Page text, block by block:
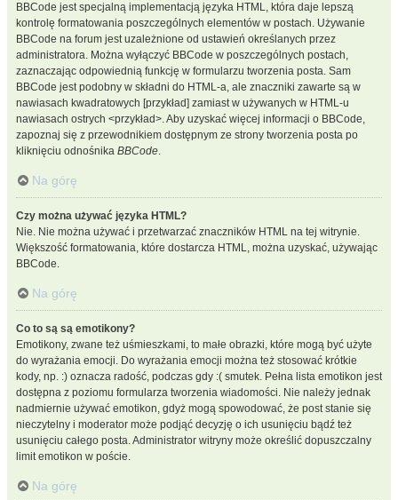
BBCode jest specjalną implementacją języka HTML, która daje lepszą
kontrolę formatowania poszczególnych elementów w postach. Używanie
BBCode na forum jest uzależnione od ustawień określanych przez
administratora. Można wyłączyć BBCode w poszczególnych postach,
zaznaczając odpowiednią funkcję w formularzu tworzenia posta. Sam
BBCode jest podobny w składni do HTML-a, ale znaczniki zawarte są w
nawiasach kwadratowych [przykład] zamiast w używanych w HTML-u
nawiasach ostrych <przykład>. Aby uzyskać więcej informacji o BBCode,
zapoznaj się z przewodnikiem dostępnym ze strony tworzenia posta po
kliknięciu odnośnika BBCode.
Na górę
Czy można używać języka HTML?
Nie. Nie można używać i przetwarzać znaczników HTML na tej witrynie.
Większość formatowania, które dostarcza HTML, można uzyskać, używając
BBCode.
Na górę
Co to są są emotikony?
Emotikony, zwane też uśmieszkami, to małe obrazki, które mogą być użyte
do wyrażania emocji. Do wyrażania emocji można też stosować krótkie
kody, np. :) oznacza radość, podczas gdy :( smutek. Pełna lista emotikon jest
dostępna z poziomu formularza tworzenia wiadomości. Nie należy jednak
nadmiernie używać emotikon, gdyż mogą spowodować, że post stanie się
nieczytelny i moderator może podjąć decyzję o ich usunięciu bądź też
usunięciu całego posta. Administrator witryny może określić dopuszczalny
limit emotikon w poście.
Na górę